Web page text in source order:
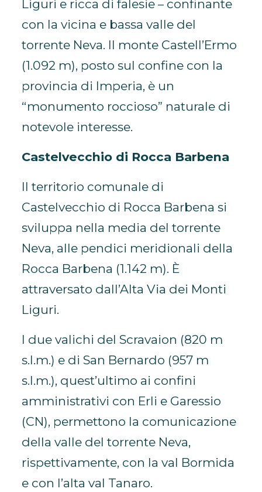
Liguri e ricca di falesie – confinante
con la vicina e bassa valle del
torrente Neva. Il monte Castell’Ermo
(1.092 m), posto sul confine con la
provincia di Imperia, è un
“monumento roccioso” naturale di
notevole interesse.
Castelvecchio di Rocca Barbena
Il territorio comunale di
Castelvecchio di Rocca Barbena si
sviluppa nella media del torrente
Neva, alle pendici meridionali della
Rocca Barbena (1.142 m). È
attraversato dall’Alta Via dei Monti
Liguri.
I due valichi del Scravaion (820 m
s.l.m.) e di San Bernardo (957 m
s.l.m.), quest’ultimo ai confini
amministrativi con Erli e Garessio
(CN), permettono la comunicazione
della valle del torrente Neva,
rispettivamente, con la val Bormida
e con l’alta val Tanaro.